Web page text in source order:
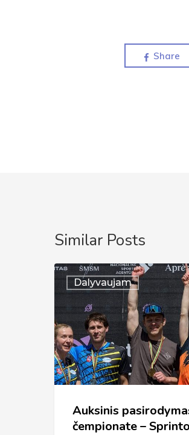
Share
Similar Posts
Dalyvaujam
Auksinis
pasirodymas
Lietuvos
čempionate
–
Sprinto
estafetėje
2026
(Krekenavoje)
Auksinis
čempionate –